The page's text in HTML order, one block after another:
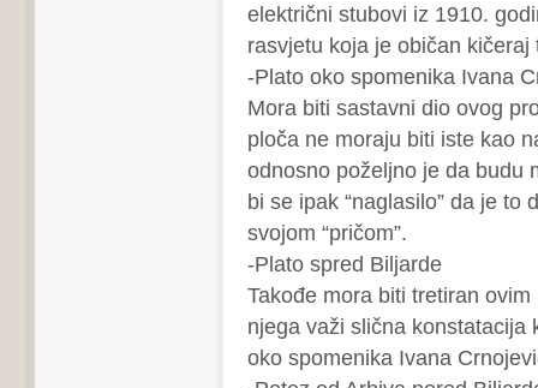
električni stubovi iz 1910.
rasvjetu koja je običan kičeraj
-Plato oko spomenika Ivana
Mora biti sastavni dio ovog
ploča ne moraju biti iste kao
odnosno poželjno je da budu
bi se ipak “naglasilo” da je to
svojom “pričom”.
-Plato spred Biljarde
Takođe mora biti tretiran
njega važi slična konstatacija
oko spomenika Ivana